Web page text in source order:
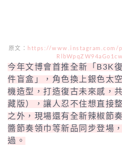
原文：
https://www.instagram.com/
今年文博會首推全新「B3K
件盲盒」，角色換上銀色太
機造型，打造復古未來感，
藏版），讓人忍不住想直接
之外，現場還有全新辣椒節
醬節奏領巾等新品同步登場
過。